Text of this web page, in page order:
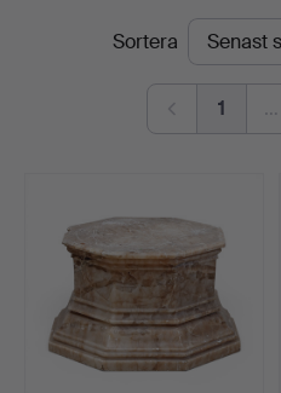
SlutpriserSortera
1 …